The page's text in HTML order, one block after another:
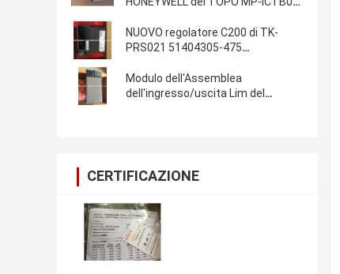
NUOVO regolatore C200 di TK-
PRS021 51404305-475
Modulo dell'Assemblea
dell'ingresso/uscita Lim del
CERTIFICAZIONE